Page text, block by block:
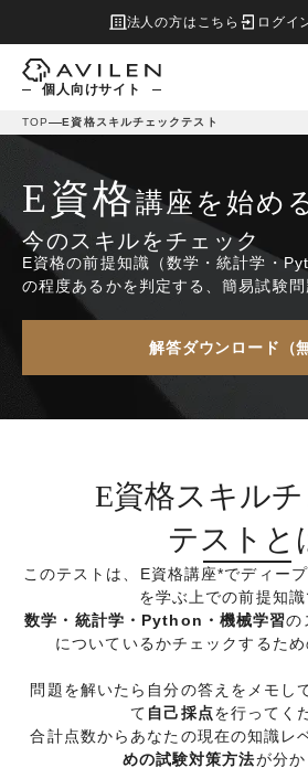
法人の方はこちら ログイ
個人向けサイト
TOP E資格スキルチェックテスト
E資格講座を始め
今のスキルをチェック
E資格の前提知識（数学・統計学・
の程度あるかを判定する、簡易試験問
解答ダウンロード（
E資格スキル
テストと
このテストは、E資格講座*でディー
を学ぶ上での前提知識
数学・統計学・Python・機械学習の
についているかチェックするため
問題を解いたら自分の答えをメモし
て 自己採点を行ってく
合計点数からあなたの現在の知識レ
めの試験対策方法が分か